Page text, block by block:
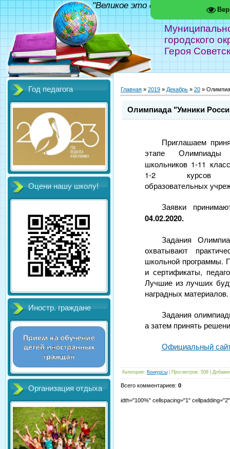
городского
Героя
"Великое это дело - школа!"
Год педагога
Оцени нашу школу!
Иностр. граждане
Организация отдыха
Главная » 2019 » Декабрь » 20 »
Олимпиада "Умники
Приглашаем
этапе
школьников 1-11
1-2 курсов
образовательных
Заявки
04.02.2020.
Задания
охватывают
школьной программы.
и сертификаты,
Лучшие из лучших
наградных материалов.
Задания
а затем принять
Официальный
Категория: Конкурсы Просмотров: 508
Всего комментариев: 0
idth="100%" cellspacing="1"